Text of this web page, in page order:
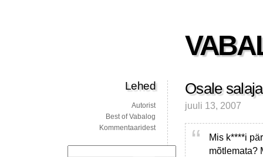
Osale
juuli 13, 2007
Mis k****i
mõtlemata?
Lehed
Autorist
Best of Vabalog
Kommentaaridest